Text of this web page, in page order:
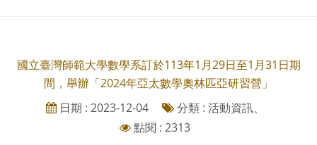
國立臺灣師範大學數學系訂於113年1月29日至1月31日期
間，舉辦「2024年亞太數學奧林匹亞研習營」
日期 : 2023-12-04
分類 : 活動資訊、
點閱 : 2313